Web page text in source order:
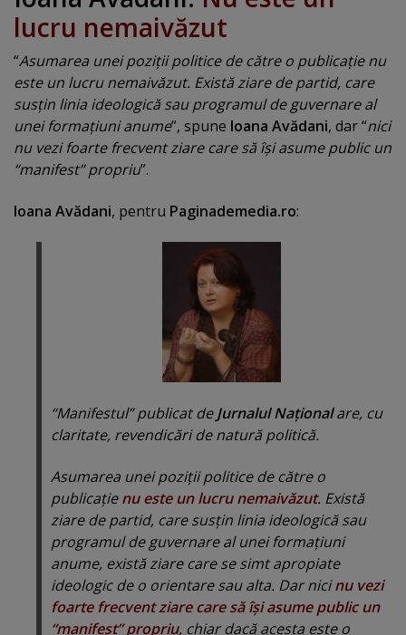
lucru nemaivăzut
“Asumarea unei poziţii politice de către o publicaţie nu
este un lucru nemaivăzut. Există ziare de partid, care
susţin linia ideologică sau programul de guvernare al
unei formaţiuni anume”, spune Ioana Avădani, dar “nici
nu vezi foarte frecvent ziare care să îşi asume public un
“manifest” propriu”.
Ioana Avădani, pentru Paginademedia.ro:
“Manifestul” publicat deJurnalul Naţionalare, cu
claritate, revendicări de natură politică.
Asumarea unei poziţii politice de către o
publicaţienu este un lucru nemaivăzut. Există
ziare de partid, care susţin linia ideologică sau
programul de guvernare al unei formaţiuni
anume, există ziare care se simt apropiate
ideologic de o orientare sau alta. Dar nicinu vezi
foarte frecvent ziare care să îşi asume public un
“manifest” propriu, chiar dacă acesta este o